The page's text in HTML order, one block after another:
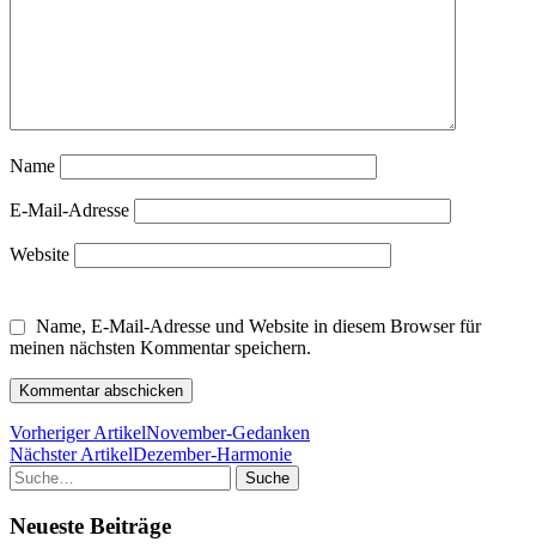
Name
E-Mail-Adresse
Website
Name, E-Mail-Adresse und Website in diesem Browser für
meinen nächsten Kommentar speichern.
Vorheriger ArtikelNovember-Gedanken
Nächster ArtikelDezember-Harmonie
Suche
Neueste Beiträge